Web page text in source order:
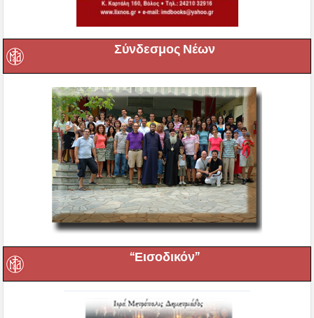
Σύνδεσμος Νέων
“Εισοδικόν”